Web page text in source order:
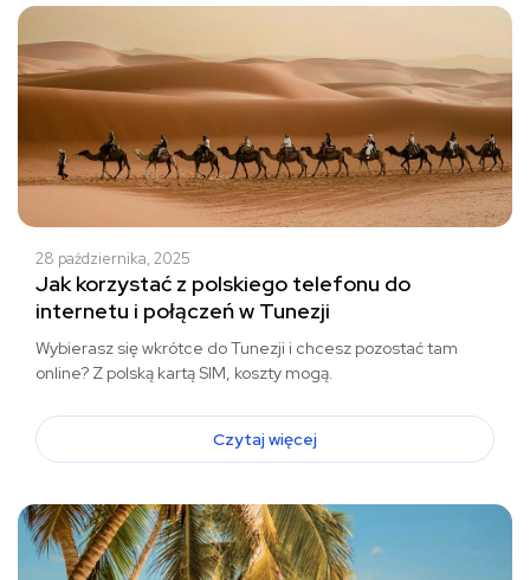
28 października, 2025
Jak korzystać z polskiego telefonu do
internetu i połączeń w Tunezji
Wybierasz się wkrótce do Tunezji i chcesz pozostać tam
online? Z polską kartą SIM, koszty mogą.
Czytaj więcej